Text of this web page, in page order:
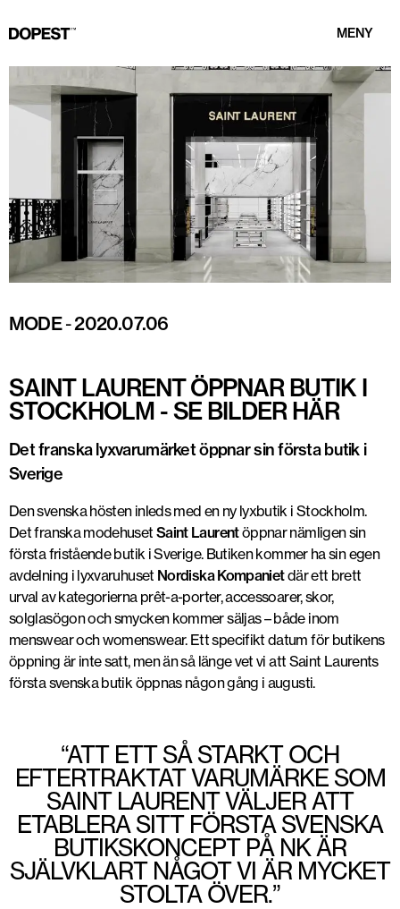
MENY
MODE-2020.07.06
SAINT LAURENT ÖPPNAR BUTIK I
STOCKHOLM - SE BILDER HÄR
Det franska lyxvarumärket öppnar sin första butik i
Sverige
Den svenska hösten inleds med en ny lyxbutik i Stockholm.
Det franska modehuset Saint Laurentöppnar nämligen sin
första fristående butik i Sverige. Butiken kommer ha sin egen
avdelning i lyxvaruhuset Nordiska Kompanietdär ett brett
urval av kategorierna prêt-a-porter, accessoarer, skor,
solglasögon och smycken kommer säljas – både inom
menswear och womenswear. Ett specifikt datum för butikens
öppning är inte satt, men än så länge vet vi att Saint Laurents
första svenska butik öppnas någon gång i augusti.
“ATT ETT SÅ STARKT OCH
EFTERTRAKTAT VARUMÄRKE SOM
SAINT LAURENT VÄLJER ATT
ETABLERA SITT FÖRSTA SVENSKA
BUTIKSKONCEPT PÅ NK ÄR
SJÄLVKLART NÅGOT VI ÄR MYCKET
STOLTA ÖVER.”